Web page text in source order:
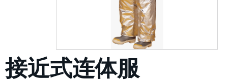
接近式连体服